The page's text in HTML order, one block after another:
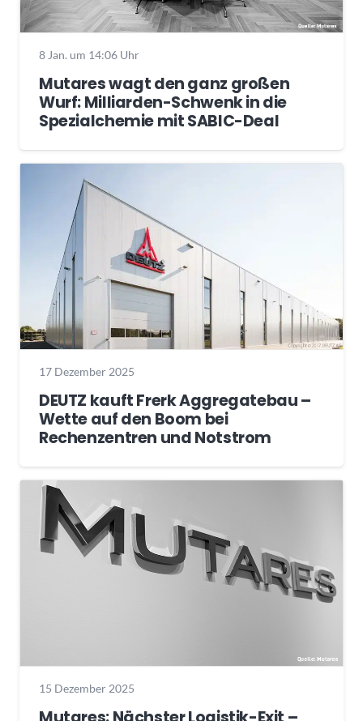
8 Jan. um 14:06 Uhr
Mutares wagt den ganz großen
Wurf: Milliarden-Schwenk in die
Spezialchemie mit SABIC-Deal
17 Dezember 2025
DEUTZ kauft Frerk Aggregatebau –
Wette auf den Boom bei
Rechenzentren und Notstrom
15 Dezember 2025